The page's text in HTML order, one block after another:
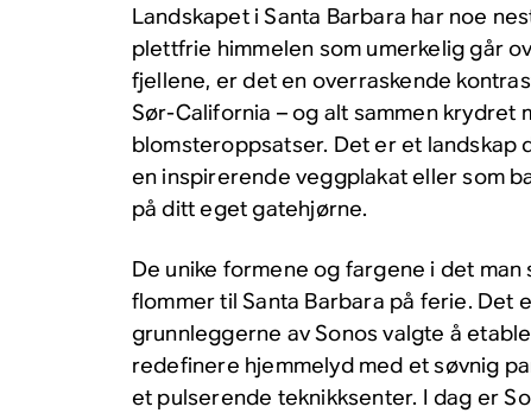
Landskapet i Santa Barbara har noe
plettfrie himmelen som umerkelig går
fjellene, er det en overraskende
Sør-California – og alt sammen
blomsteroppsatser. Det er et landskap
en inspirerende veggplakat eller som
på ditt eget gatehjørne.
De unike formene og fargene i det
flommer til Santa Barbara på ferie. Det
grunnleggerne av Sonos valgte å
redefinere hjemmelyd med et søvnig
et pulserende teknikksenter. I dag er